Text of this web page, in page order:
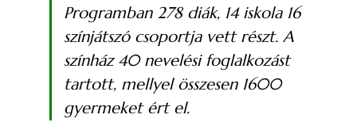
Programban 278 diák, 14 iskola 16
színjátszó csoportja vett részt. A
színház 40 nevelési foglalkozást
tartott, mellyel összesen 1600
gyermeket ért el.